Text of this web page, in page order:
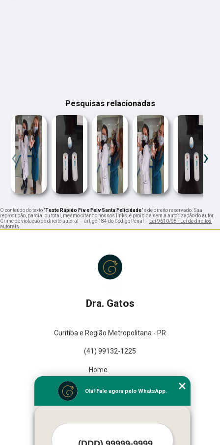
Pesquisas relacionadas
‹ ›
O conteúdo do texto "Teste Rápido Fiv e Felv Santa Felicidade" é de direito reservado. Sua
reprodução, parcial ou total, mesmo citando nossos links, é proibida sem a autorização do autor.
Crime de violação de direito autoral – artigo 184 do Código Penal – Lei 9610/98 - Lei de direitos
autorais.
Dra. Gatos
Curitiba e Região Metropolitana - PR
(41) 99132-1225
Home
Missão
Serviços
Olá! Fale agora pelo WhatsApp.